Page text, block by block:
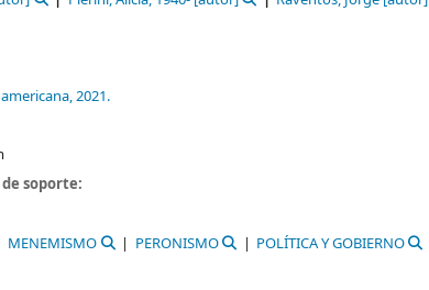
2021.
soporte:
MENEMISMO PERONISMO POLÍTICA Y GOBIERNO